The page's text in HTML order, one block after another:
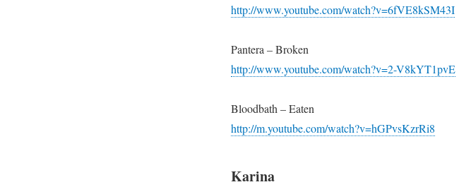
http://www.youtube.com/watch?v=6fVE8kSM43I
Pantera – Broken
http://www.youtube.com/watch?v=2-V8kYT1pvE
Bloodbath – Eaten
http://m.youtube.com/watch?v=hGPvsKzrRi8
Karina